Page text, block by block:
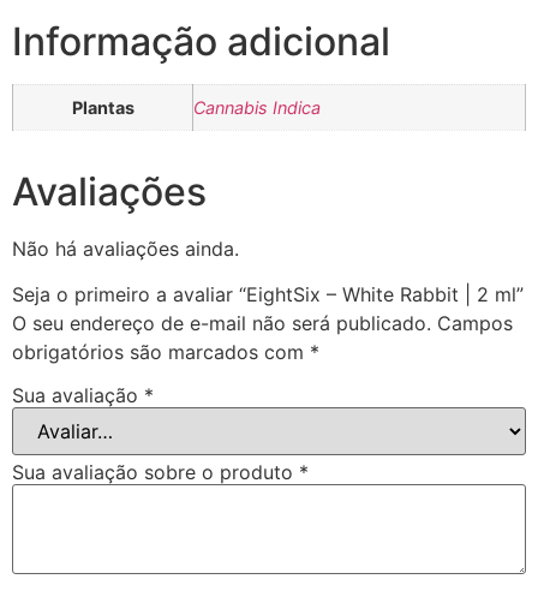
Informação adicional
Plantas Cannabis Indica
Avaliações
Não há avaliações ainda.
Seja o primeiro a avaliar “EightSix – White Rabbit | 2 ml”
O seu endereço de e-mail não será publicado. Campos
obrigatórios são marcados com *
Sua avaliação *
Sua avaliação sobre o produto *